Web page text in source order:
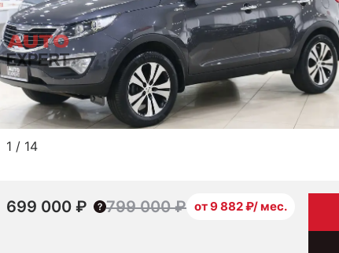
1 / 14
699 000 ₽ 799 000 ₽ от 9 882 ₽/ мес.